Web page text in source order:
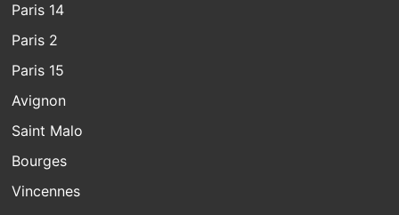
Paris 14
Paris 2
Paris 15
Avignon
Saint Malo
Bourges
Vincennes